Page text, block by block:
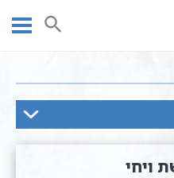
חיפוש
ויחי